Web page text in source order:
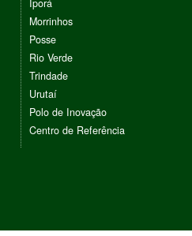
Iporá
Morrinhos
Posse
Rio Verde
Trindade
Urutaí
Polo de Inovação
Centro de Referência